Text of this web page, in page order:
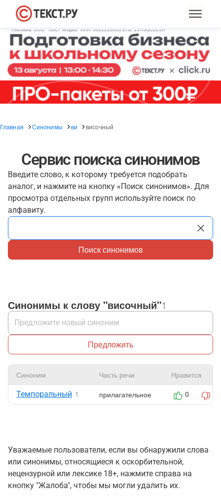
Главная Синонимы ви височный
Сервис поиска синонимов
Введите слово, к которому требуется подобрать
аналог, и нажмите на кнопку «Поиск синонимов». Для
просмотра отдельных групп используйте поиск по
алфавиту.
Поиск синонимов
Синонимы к слову "височный"1
Предложить
Синоним Часть речи Нравится
Темпоральный 1 прилагательное 0
Уважаемые пользователи, если вы обнаружили слова
или синонимы, относящиеся к оскорбительной,
нецензурной или лексике 18+, нажмите справа на
кнопку "Жалоба", чтобы мы могли удалить их.